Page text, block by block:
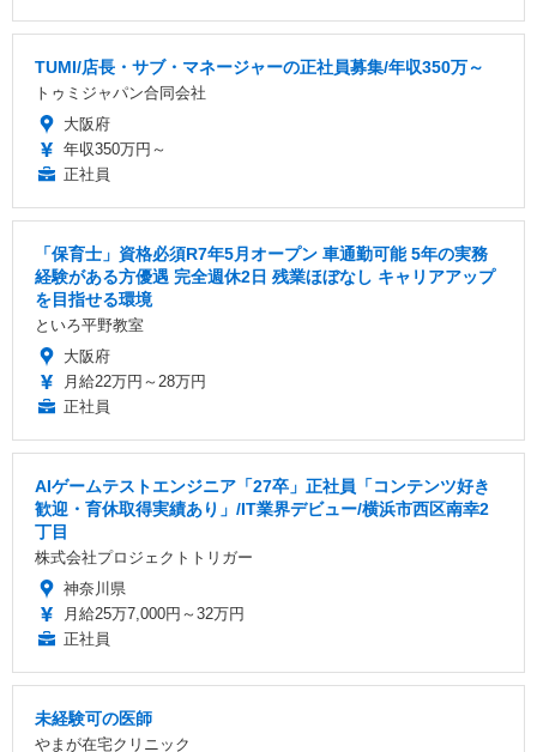
TUMI/店長・サブ・マネージャーの正社員募集/年収350万～
トゥミジャパン合同会社
大阪府
年収350万円～
正社員
「保育士」資格必須R7年5月オープン 車通勤可能 5年の実務
経験がある方優遇 完全週休2日 残業ほぼなし キャリアアップ
を目指せる環境
といろ平野教室
大阪府
月給22万円～28万円
正社員
AIゲームテストエンジニア「27卒」正社員「コンテンツ好き
歓迎・育休取得実績あり」/IT業界デビュー/横浜市西区南幸2
丁目
株式会社プロジェクトトリガー
神奈川県
月給25万7,000円～32万円
正社員
未経験可の医師
やまが在宅クリニック